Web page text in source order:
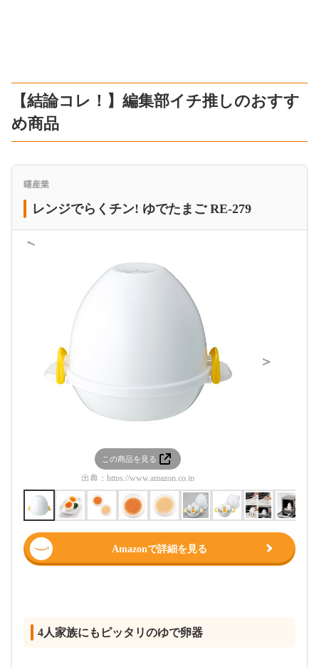
【結論コレ！】編集部イチ推しのおすす
め商品
曙産業
レンジでらくチン! ゆでたまご RE-279
＜
この商品を見る
出典： https://www.amazon.co.jp
＞
Amazonで詳細を見る
4人家族にもピッタリのゆで卵器